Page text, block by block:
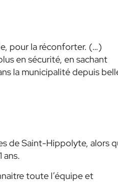
pour la réconforter. (…)
en sécurité, en sachant
la municipalité depuis
de Saint-Hippolyte, alors
ans.
toute l’équipe et